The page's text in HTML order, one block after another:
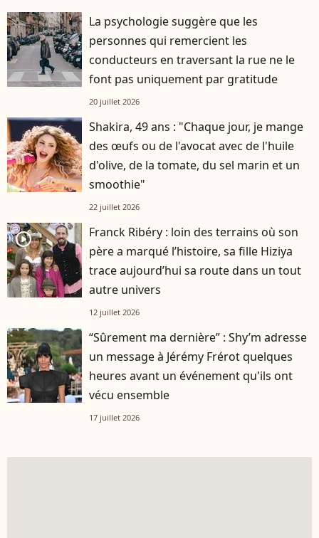
La psychologie suggère que les
personnes qui remercient les
conducteurs en traversant la rue ne le
font pas uniquement par gratitude
20 juillet 2026
Shakira, 49 ans : "Chaque jour, je mange
des œufs ou de l'avocat avec de l'huile
d'olive, de la tomate, du sel marin et un
smoothie"
22 juillet 2026
player2
Franck Ribéry : loin des terrains où son
père a marqué l’histoire, sa fille Hiziya
trace aujourd’hui sa route dans un tout
autre univers
12 juillet 2026
“Sûrement ma dernière” : Shy’m adresse
un message à Jérémy Frérot quelques
heures avant un événement qu'ils ont
vécu ensemble
17 juillet 2026